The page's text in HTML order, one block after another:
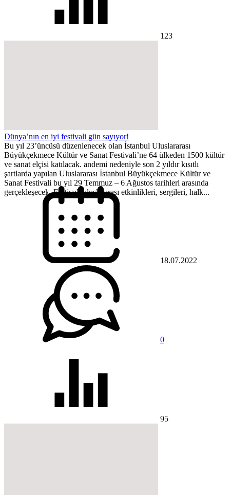
123
Dünya’nın en iyi festivali gün sayıyor!
Bu yıl 23’üncüsü düzenlenecek olan İstanbul Uluslararası
Büyükçekmece Kültür ve Sanat Festivali’ne 64 ülkeden 1500 kültür
ve sanat elçisi katılacak. andemi nedeniyle son 2 yıldır kısıtlı
şartlarda yapılan Uluslararası İstanbul Büyükçekmece Kültür ve
Sanat Festivali bu yıl 29 Temmuz – 6 Ağustos tarihleri arasında
gerçekleşecek. Festival, uluslararası etkinlikleri, sergileri, halk...
18.07.2022
0
95